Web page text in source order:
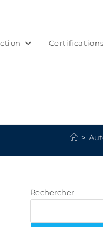
Certifications
>
Rechercher